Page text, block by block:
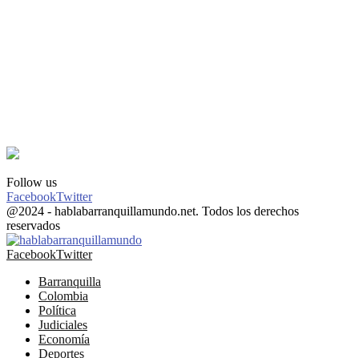
Follow us
FacebookTwitter
@2024 - hablabarranquillamundo.net. Todos los derechos
reservados
FacebookTwitter
Barranquilla
Colombia
Política
Judiciales
Economía
Deportes